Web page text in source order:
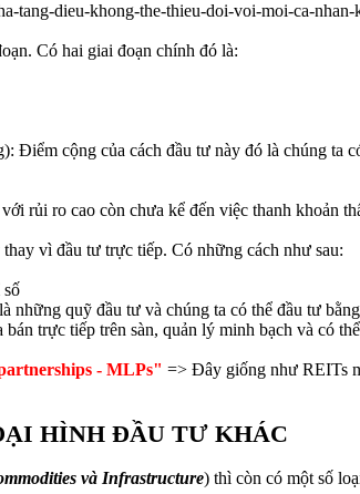
Có hai giai đoạn chính đó là:
Điểm cộng của cách đầu tư này đó là chúng ta
rủi ro cao còn chưa kể đến việc thanh khoản
vì đầu tư trực tiếp. Có những cách như sau:
những quỹ đầu tư và chúng ta có thể đầu tư
trực tiếp trên sàn, quản lý minh bạch và có
- MLPs" => Đây giống như REITs
HÌNH ĐẦU TƯ KHÁC
và Infrastructure) thì còn có một số